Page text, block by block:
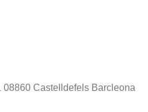
08860 Castelldefels Barcleona